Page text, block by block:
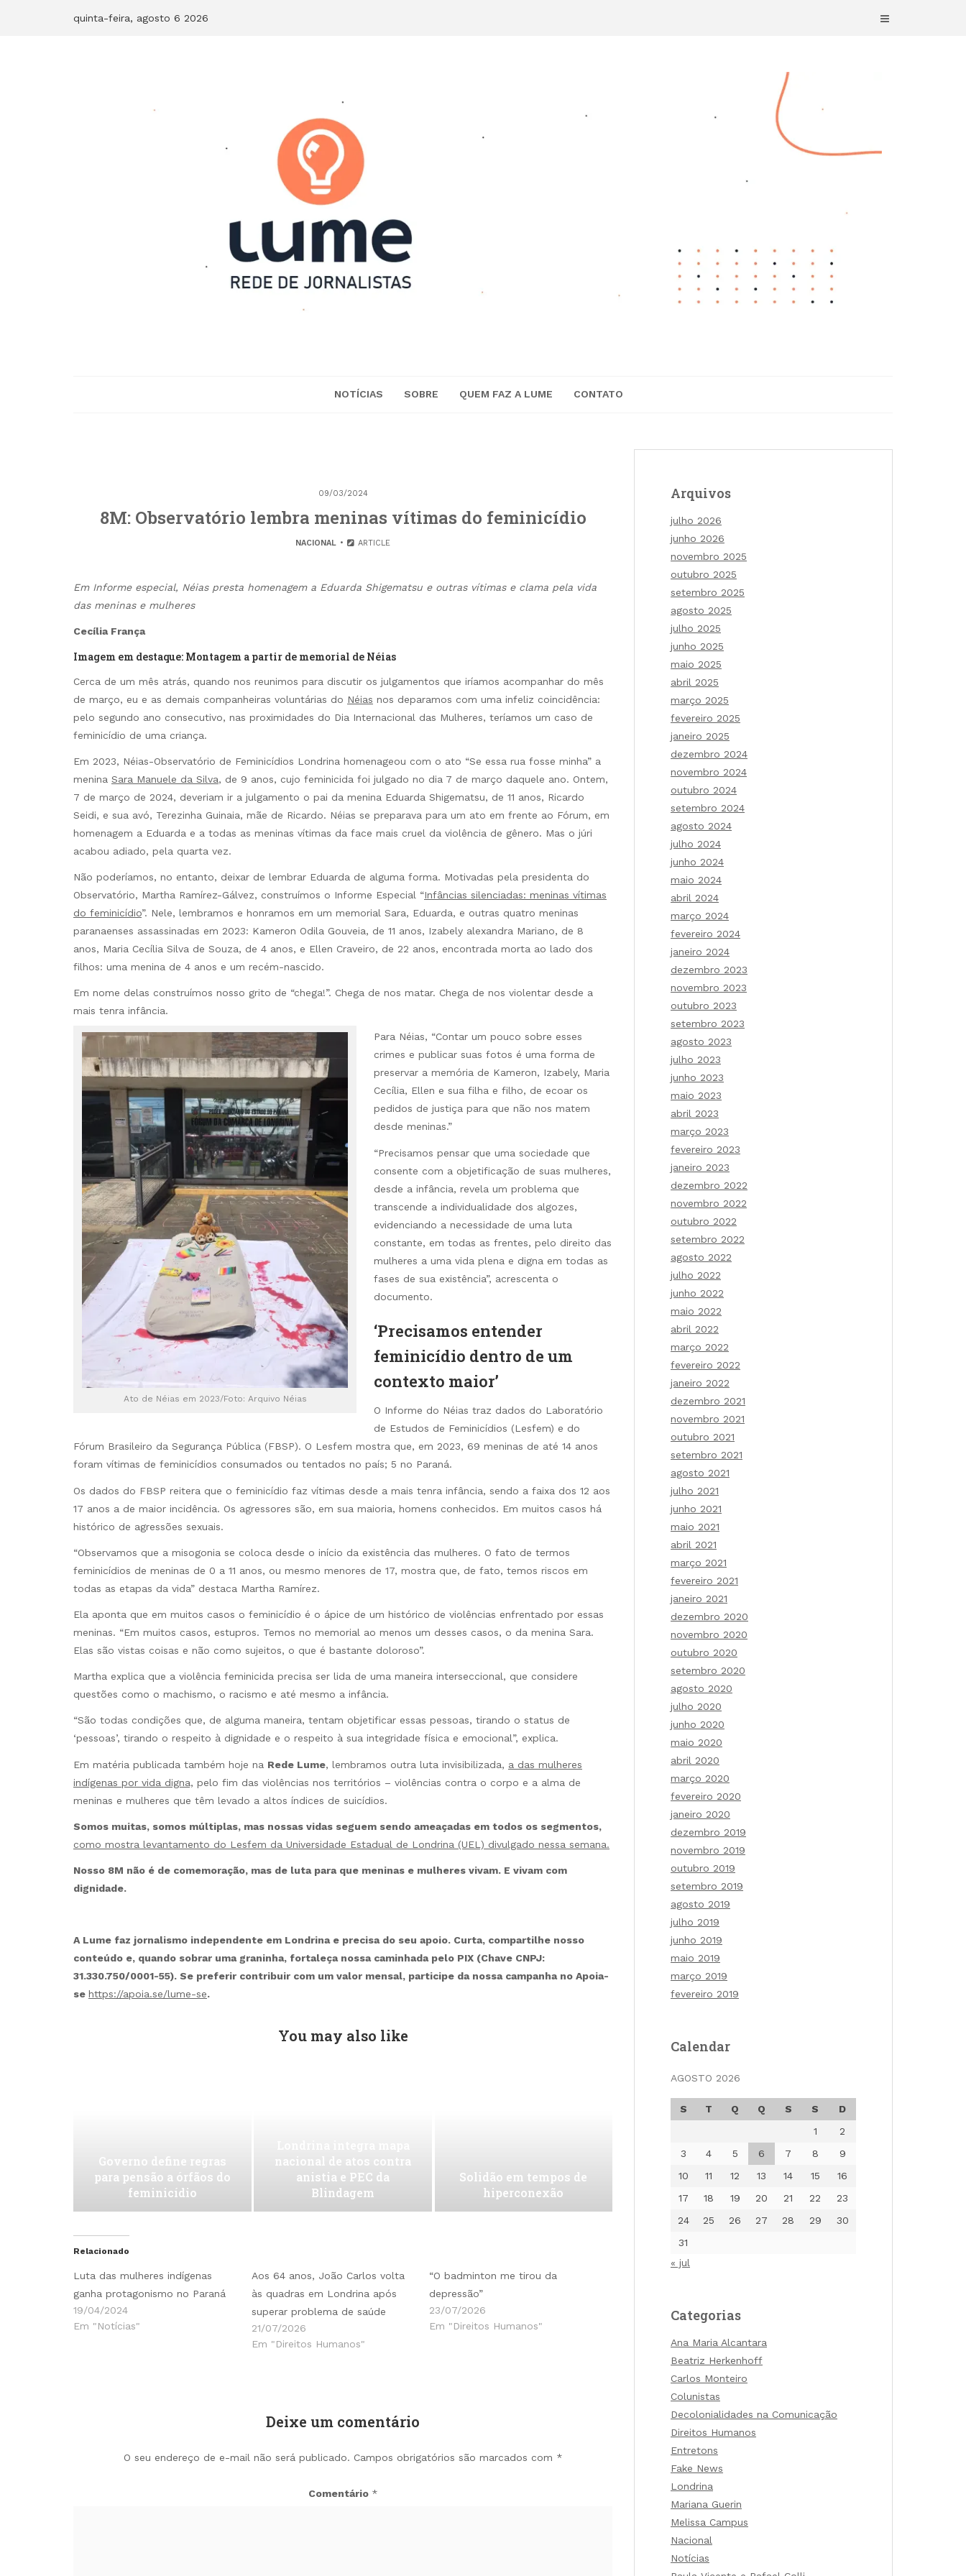
quinta-feira, agosto 6 2026
NOTÍCIAS SOBRE QUEM FAZ A LUME CONTATO
09/03/2024
8M: Observatório lembra meninas vítimas do feminicídio
NACIONAL ARTICLE
Em Informe especial, Néias presta homenagem a Eduarda Shigematsu e outras vítimas e clama pela vida
das meninas e mulheres
Cecília França
Imagem em destaque: Montagem a partir de memorial de Néias
Cerca de um mês atrás, quando nos reunimos para discutir os julgamentos que iríamos acompanhar do mês
de março, eu e as demais companheiras voluntárias do Néias nos deparamos com uma infeliz coincidência:
pelo segundo ano consecutivo, nas proximidades do Dia Internacional das Mulheres, teríamos um caso de
feminicídio de uma criança.
Em 2023, Néias-Observatório de Feminicídios Londrina homenageou com o ato “Se essa rua fosse minha” a
menina Sara Manuele da Silva, de 9 anos, cujo feminicida foi julgado no dia 7 de março daquele ano. Ontem,
7 de março de 2024, deveriam ir a julgamento o pai da menina Eduarda Shigematsu, de 11 anos, Ricardo
Seidi, e sua avó, Terezinha Guinaia, mãe de Ricardo. Néias se preparava para um ato em frente ao Fórum, em
homenagem a Eduarda e a todas as meninas vítimas da face mais cruel da violência de gênero. Mas o júri
acabou adiado, pela quarta vez.
Não poderíamos, no entanto, deixar de lembrar Eduarda de alguma forma. Motivadas pela presidenta do
Observatório, Martha Ramírez-Gálvez, construímos o Informe Especial “Infâncias silenciadas: meninas vítimas
do feminicídio”. Nele, lembramos e honramos em um memorial Sara, Eduarda, e outras quatro meninas
paranaenses assassinadas em 2023: Kameron Odila Gouveia, de 11 anos, Izabely alexandra Mariano, de 8
anos, Maria Cecília Silva de Souza, de 4 anos, e Ellen Craveiro, de 22 anos, encontrada morta ao lado dos
filhos: uma menina de 4 anos e um recém-nascido.
Em nome delas construímos nosso grito de “chega!”. Chega de nos matar. Chega de nos violentar desde a
mais tenra infância.
Ato de Néias em 2023/Foto: Arquivo Néias
Para Néias, “Contar um pouco sobre esses
crimes e publicar suas fotos é uma forma de
preservar a memória de Kameron, Izabely, Maria
Cecília, Ellen e sua filha e filho, de ecoar os
pedidos de justiça para que não nos matem
desde meninas.”
“Precisamos pensar que uma sociedade que
consente com a objetificação de suas mulheres,
desde a infância, revela um problema que
transcende a individualidade dos algozes,
evidenciando a necessidade de uma luta
constante, em todas as frentes, pelo direito das
mulheres a uma vida plena e digna em todas as
fases de sua existência”, acrescenta o
documento.
‘Precisamos entender
feminicídio dentro de um
contexto maior’
O Informe do Néias traz dados do Laboratório
de Estudos de Feminicídios (Lesfem) e do
Fórum Brasileiro da Segurança Pública (FBSP). O Lesfem mostra que, em 2023, 69 meninas de até 14 anos
foram vítimas de feminicídios consumados ou tentados no país; 5 no Paraná.
Os dados do FBSP reitera que o feminicídio faz vítimas desde a mais tenra infância, sendo a faixa dos 12 aos
17 anos a de maior incidência. Os agressores são, em sua maioria, homens conhecidos. Em muitos casos há
histórico de agressões sexuais.
“Observamos que a misogonia se coloca desde o início da existência das mulheres. O fato de termos
feminicídios de meninas de 0 a 11 anos, ou mesmo menores de 17, mostra que, de fato, temos riscos em
todas as etapas da vida” destaca Martha Ramírez.
Ela aponta que em muitos casos o feminicídio é o ápice de um histórico de violências enfrentado por essas
meninas. “Em muitos casos, estupros. Temos no memorial ao menos um desses casos, o da menina Sara.
Elas são vistas coisas e não como sujeitos, o que é bastante doloroso”.
Martha explica que a violência feminicida precisa ser lida de uma maneira interseccional, que considere
questões como o machismo, o racismo e até mesmo a infância.
“São todas condições que, de alguma maneira, tentam objetificar essas pessoas, tirando o status de
‘pessoas’, tirando o respeito à dignidade e o respeito à sua integridade física e emocional”, explica.
Em matéria publicada também hoje na Rede Lume, lembramos outra luta invisibilizada, a das mulheres
indígenas por vida digna, pelo fim das violências nos territórios – violências contra o corpo e a alma de
meninas e mulheres que têm levado a altos índices de suicídios.
Somos muitas, somos múltiplas, mas nossas vidas seguem sendo ameaçadas em todos os segmentos,
como mostra levantamento do Lesfem da Universidade Estadual de Londrina (UEL) divulgado nessa semana.
Nosso 8M não é de comemoração, mas de luta para que meninas e mulheres vivam. E vivam com
dignidade.
A Lume faz jornalismo independente em Londrina e precisa do seu apoio. Curta, compartilhe nosso
conteúdo e, quando sobrar uma graninha, fortaleça nossa caminhada pelo PIX (Chave CNPJ:
31.330.750/0001-55). Se preferir contribuir com um valor mensal, participe da nossa campanha no Apoia-
se https://apoia.se/lume-se.
You may also like
Governo define regras
para pensão a órfãos do
feminicídio
nacional de atos contra
anistia e PEC da
Blindagem
Solidão em tempos de
hiperconexão
Relacionado
Luta das mulheres indígenas
ganha protagonismo no Paraná
19/04/2024
Em "Notícias"
Aos 64 anos, João Carlos volta
às quadras em Londrina após
superar problema de saúde
21/07/2026
Em "Direitos Humanos"
“O badminton me tirou da
depressão”
23/07/2026
Em "Direitos Humanos"
Deixe um comentário
O seu endereço de e-mail não será publicado. Campos obrigatórios são marcados com *
Comentário *
Arquivos
julho 2026
junho 2026
novembro 2025
outubro 2025
setembro 2025
agosto 2025
julho 2025
junho 2025
maio 2025
abril 2025
março 2025
fevereiro 2025
janeiro 2025
dezembro 2024
novembro 2024
outubro 2024
setembro 2024
agosto 2024
julho 2024
junho 2024
maio 2024
abril 2024
março 2024
fevereiro 2024
janeiro 2024
dezembro 2023
novembro 2023
outubro 2023
setembro 2023
agosto 2023
julho 2023
junho 2023
maio 2023
abril 2023
março 2023
fevereiro 2023
janeiro 2023
dezembro 2022
novembro 2022
outubro 2022
setembro 2022
agosto 2022
julho 2022
junho 2022
maio 2022
abril 2022
março 2022
fevereiro 2022
janeiro 2022
dezembro 2021
novembro 2021
outubro 2021
setembro 2021
agosto 2021
julho 2021
junho 2021
maio 2021
abril 2021
março 2021
fevereiro 2021
janeiro 2021
dezembro 2020
novembro 2020
outubro 2020
setembro 2020
agosto 2020
julho 2020
junho 2020
maio 2020
abril 2020
março 2020
fevereiro 2020
janeiro 2020
dezembro 2019
novembro 2019
outubro 2019
setembro 2019
agosto 2019
julho 2019
junho 2019
maio 2019
março 2019
fevereiro 2019
Calendar
AGOSTO 2026
S T Q Q S S
D
1
2
3
4 5 6 7 8
9
10
11 12 13 14 15
16
17
18 19 20 21 22
23
24
25 26 27 28 29
30
31
« jul
Categorias
Ana Maria Alcantara
Beatriz Herkenhoff
Carlos Monteiro
Colunistas
Decolonialidades na Comunicação
Direitos Humanos
Entretons
Fake News
Londrina
Mariana Guerin
Melissa Campus
Nacional
Notícias